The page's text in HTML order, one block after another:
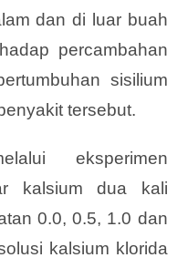
dan di luar buah
percambahan
sisilium
tersebut.
eksperimen
kalsium dua kali
0.0, 0.5, 1.0 dan
kalsium klorida